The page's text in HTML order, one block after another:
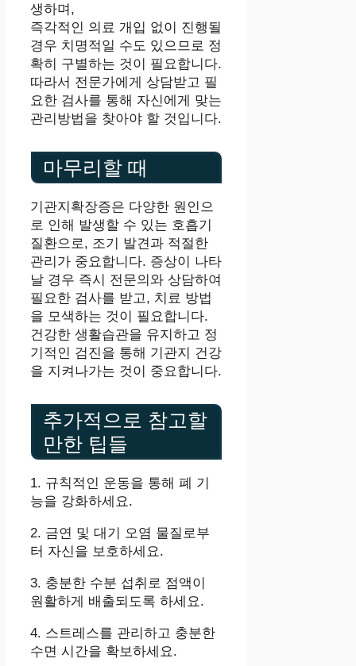
생하며,
즉각적인 의료 개입 없이 진행될
경우 치명적일 수도 있으므로 정
확히 구별하는 것이 필요합니다.
따라서 전문가에게 상담받고 필
요한 검사를 통해 자신에게 맞는
관리방법을 찾아야 할 것입니다.
마무리할 때
기관지확장증은 다양한 원인으
로 인해 발생할 수 있는 호흡기
질환으로, 조기 발견과 적절한
관리가 중요합니다. 증상이 나타
날 경우 즉시 전문의와 상담하여
필요한 검사를 받고, 치료 방법
을 모색하는 것이 필요합니다.
건강한 생활습관을 유지하고 정
기적인 검진을 통해 기관지 건강
을 지켜나가는 것이 중요합니다.
추가적으로 참고할
만한 팁들
1. 규칙적인 운동을 통해 폐 기
능을 강화하세요.
2. 금연 및 대기 오염 물질로부
터 자신을 보호하세요.
3. 충분한 수분 섭취로 점액이
원활하게 배출되도록 하세요.
4. 스트레스를 관리하고 충분한
수면 시간을 확보하세요.